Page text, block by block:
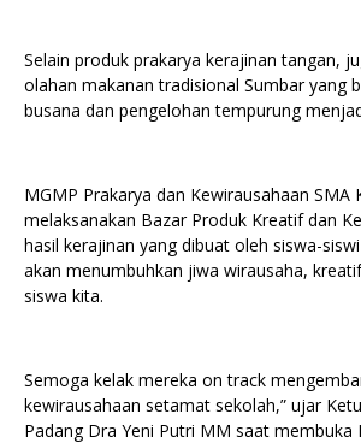
Selain produk prakarya kerajinan tangan,
olahan makanan tradisional Sumbar yang
busana dan pengelohan tempurung
MGMP Prakarya dan Kewirausahaan SMA
melaksanakan Bazar Produk Kreatif dan
hasil kerajinan yang dibuat oleh siswa-
akan menumbuhkan jiwa wirausaha,
siswa kita.
Semoga kelak mereka on track
kewirausahaan setamat sekolah,” ujar
Padang Dra Yeni Putri MM saat membuka